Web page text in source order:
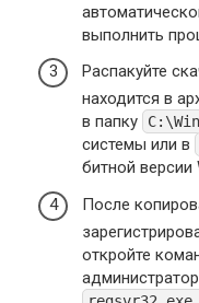
выполнить
Распакуйте
находится в
в папку
системы или в
битной версии
После
откройте